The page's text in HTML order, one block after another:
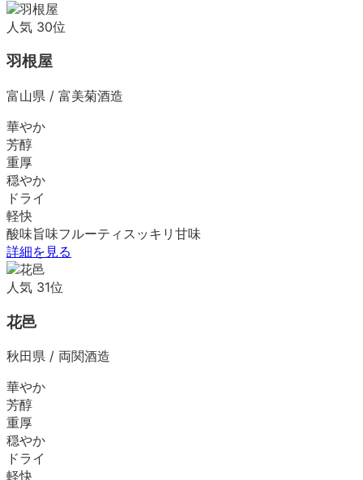
人気 30位
羽根屋
富山県 / 富美菊酒造
華やか
芳醇
重厚
穏やか
ドライ
軽快
酸味旨味フルーティ スッキリ 甘味
詳細を見る
人気 31位
花邑
秋田県 / 両関酒造
華やか
芳醇
重厚
穏やか
ドライ
軽快